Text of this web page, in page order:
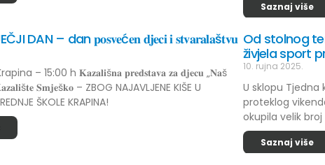
Saznaj više
DAN – dan 𝐩𝐨𝐬𝐯𝐞ć𝐞𝐧 𝐝𝐣𝐞𝐜𝐢 𝐢 𝐬𝐭𝐯𝐚𝐫𝐚𝐥𝐚š𝐭𝐯𝐮
– 15:00 h 𝐊𝐚𝐳𝐚𝐥𝐢š𝐧𝐚 𝐩𝐫𝐞𝐝𝐬𝐭𝐚𝐯𝐚 𝐳𝐚 𝐝𝐣𝐞𝐜𝐮 „𝐍𝐚š
𝐒𝐦𝐣𝐞š𝐤𝐨 – ZBOG NAJAVLJENE KIŠE U
ŠKOLE KRAPINA!
Od stolnog
živjela sport
10. rujna 2025.
U sklopu Tjedna
proteklog
okupila velik
Saznaj više